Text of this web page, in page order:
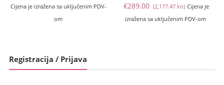
Cijena je izražena sa uključenim PDV-
om
kn).
€289.00 (2,177.47 kn)Trenutna
cijena
kn).
Cijena je
izražena sa uključenim PDV-om
Registracija / Prijava